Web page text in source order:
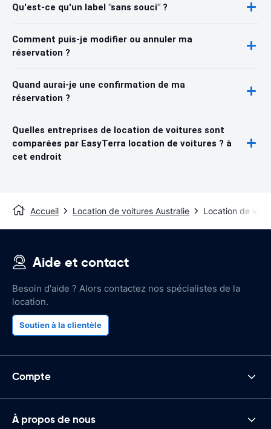
Qu'est-ce qu'un label "sans souci" ?
Comment puis-je modifier ou annuler ma
réservation ?
Quand aurai-je une confirmation de ma
réservation ?
Quelles entreprises de location de voitures sont
comparées par EasyTerra location de voitures ? à
cet endroit
Accueil Location de voitures Australie Location de
Aide et contact
Besoin d'aide ? Alors contactez nos spécialistes de la
location.
Soutien à la clientèle
Compte
À propos de nous